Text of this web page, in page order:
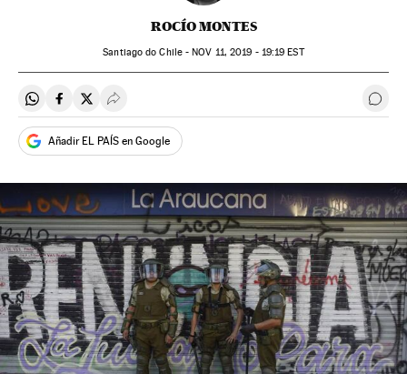
ROCÍO MONTES
Santiago do Chile -NOV 11, 2019 - 19:19 EST
Compartir en Whatsapp
Compartir en Facebook
Compartir en Twitter
Desplegar Redes Sociales
Añadir EL PAÍS en Google